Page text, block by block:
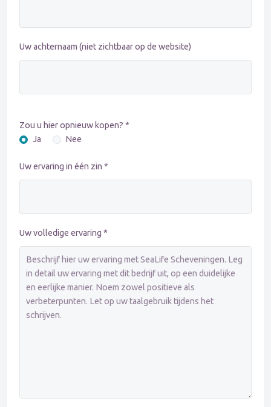
Uw achternaam (niet zichtbaar op de website)
Zou u hier opnieuw kopen? *
Ja
Nee
Uw ervaring in één zin *
Uw volledige ervaring *